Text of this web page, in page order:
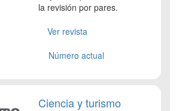
la revisión por pares.
Ver revista
Número actual
Ciencia y turismo